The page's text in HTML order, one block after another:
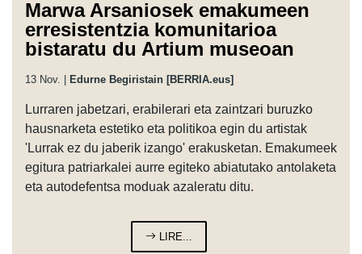
Marwa Arsaniosek emakumeen
erresistentzia komunitarioa
bistaratu du Artium museoan
13 Nov. | Edurne Begiristain [BERRIA.eus]
Lurraren jabetzari, erabilerari eta zaintzari buruzko
hausnarketa estetiko eta politikoa egin du artistak
'Lurrak ez du jaberik izango' erakusketan. Emakumeek
egitura patriarkalei aurre egiteko abiatutako antolaketa
eta autodefentsa moduak azaleratu ditu.
LIRE...